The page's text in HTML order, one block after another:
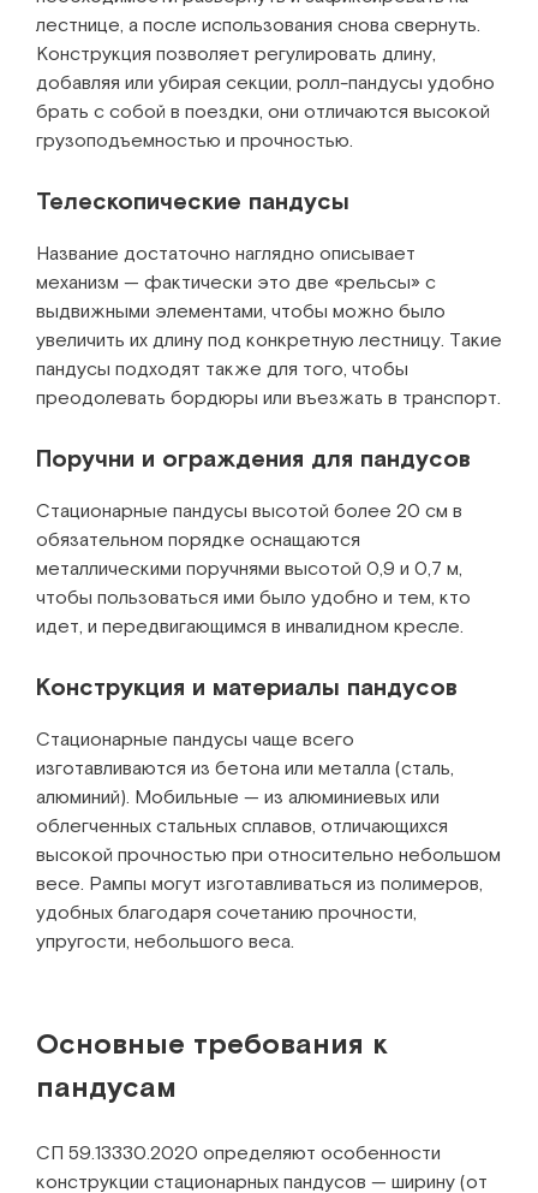
лестнице, а после использования снова свернуть.
Конструкция позволяет регулировать длину,
добавляя или убирая секции, ролл-пандусы удобно
брать с собой в поездки, они отличаются высокой
грузоподъемностью и прочностью.
Телескопические пандусы
Название достаточно наглядно описывает
механизм — фактически это две «рельсы» с
выдвижными элементами, чтобы можно было
увеличить их длину под конкретную лестницу. Такие
пандусы подходят также для того, чтобы
преодолевать бордюры или въезжать в транспорт.
Поручни и ограждения для пандусов
Стационарные пандусы высотой более 20 см в
обязательном порядке оснащаются
металлическими поручнями высотой 0,9 и 0,7 м,
чтобы пользоваться ими было удобно и тем, кто
идет, и передвигающимся в инвалидном кресле.
Конструкция и материалы пандусов
Стационарные пандусы чаще всего
изготавливаются из бетона или металла (сталь,
алюминий). Мобильные — из алюминиевых или
облегченных стальных сплавов, отличающихся
высокой прочностью при относительно небольшом
весе. Рампы могут изготавливаться из полимеров,
удобных благодаря сочетанию прочности,
упругости, небольшого веса.
Основные требования к
пандусам
СП 59.13330.2020 определяют особенности
конструкции стационарных пандусов — ширину (от